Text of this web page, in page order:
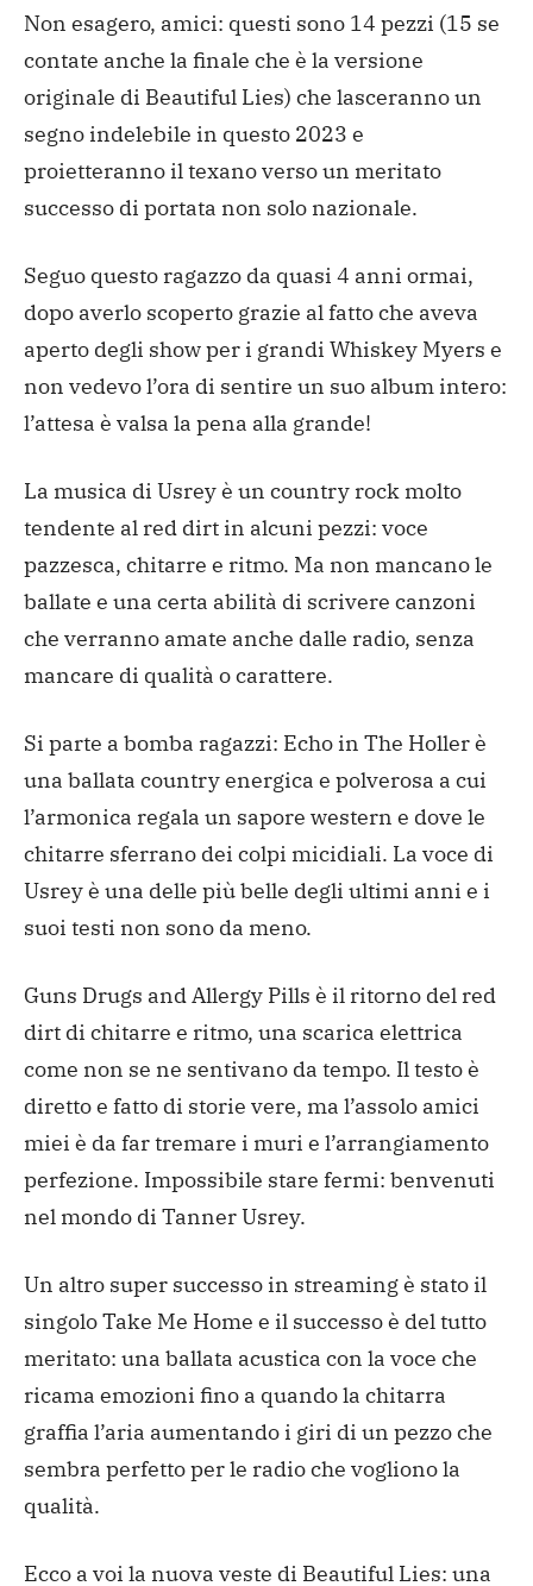
Non esagero, amici: questi sono 14 pezzi (15 se
contate anche la finale che è la versione
originale di Beautiful Lies) che lasceranno un
segno indelebile in questo 2023 e
proietteranno il texano verso un meritato
successo di portata non solo nazionale.
Seguo questo ragazzo da quasi 4 anni ormai,
dopo averlo scoperto grazie al fatto che aveva
aperto degli show per i grandi Whiskey Myers e
non vedevo l’ora di sentire un suo album intero:
l’attesa è valsa la pena alla grande!
La musica di Usrey è un country rock molto
tendente al red dirt in alcuni pezzi: voce
pazzesca, chitarre e ritmo. Ma non mancano le
ballate e una certa abilità di scrivere canzoni
che verranno amate anche dalle radio, senza
mancare di qualità o carattere.
Si parte a bomba ragazzi: Echo in The Holler è
una ballata country energica e polverosa a cui
l’armonica regala un sapore western e dove le
chitarre sferrano dei colpi micidiali. La voce di
Usrey è una delle più belle degli ultimi anni e i
suoi testi non sono da meno.
Guns Drugs and Allergy Pills è il ritorno del red
dirt di chitarre e ritmo, una scarica elettrica
come non se ne sentivano da tempo. Il testo è
diretto e fatto di storie vere, ma l’assolo amici
miei è da far tremare i muri e l’arrangiamento
perfezione. Impossibile stare fermi: benvenuti
nel mondo di Tanner Usrey.
Un altro super successo in streaming è stato il
singolo Take Me Home e il successo è del tutto
meritato: una ballata acustica con la voce che
ricama emozioni fino a quando la chitarra
graffia l’aria aumentando i giri di un pezzo che
sembra perfetto per le radio che vogliono la
qualità.
Ecco a voi la nuova veste di Beautiful Lies: una